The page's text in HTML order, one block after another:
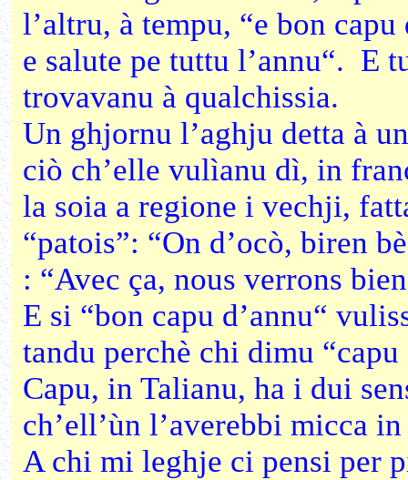
l’altru, à tempu, “e bon capu
e salute pe tuttu l’annu“. E
trovavanu à qualchissia.
Un ghjornu l’aghju detta à
ciò ch’elle vulìanu dì, in
la soia a regione i vechji,
“patois”: “On d’ocò, biren
: “Avec ça, nous verrons
E si “bon capu d’annu“
tandu perchè chi dimu
Capu, in Talianu, ha i dui
ch’ell’ùn l’averebbi micca
A chi mi leghje ci pensi per